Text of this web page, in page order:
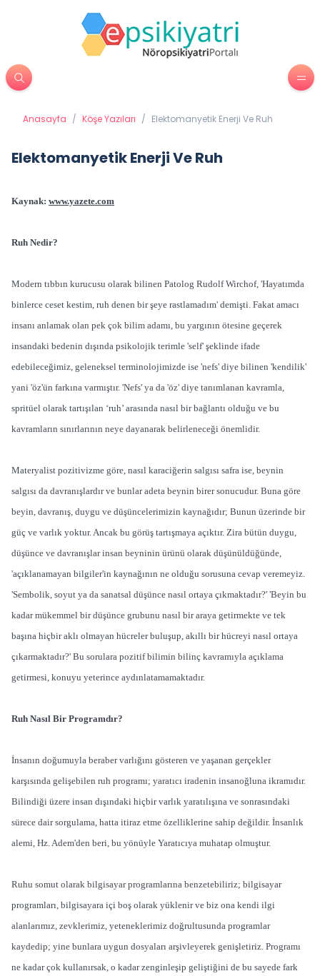
Anasayfa / Köşe Yazıları / Elektomanyetik Enerji Ve Ruh
Elektomanyetik Enerji Ve Ruh
Kaynak: www.yazete.com
Ruh Nedir?
Modern tıbbın kurucusu olarak bilinen Patolog Rudolf Wirchof, 'Hayatımda
binlerce ceset kestim, ruh denen bir şeye rastlamadım' demişti. Fakat amacı
insanı anlamak olan pek çok bilim adamı, bu yargının ötesine geçerek
insandaki bedenin dışında psikolojik terimle 'self' şeklinde ifade
edebileceğimiz, geleneksel terminolojimizde ise 'nefs' diye bilinen 'kendilik'
yani 'öz'ün farkına varmıştır. 'Nefs' ya da 'öz' diye tanımlanan kavramla,
spritüel olarak tartışılan ‘ruh’ arasında nasıl bir bağlantı olduğu ve bu
kavramların sınırlarının neye dayanarak belirleneceği önemlidir.
Materyalist pozitivizme göre, nasıl karaciğerin salgısı safra ise, beynin
salgısı da davranışlardır ve bunlar adeta beynin birer sonucudur. Buna göre
beyin, davranış, duygu ve düşüncelerimizin kaynağıdır; Bunun üzerinde bir
güç ve varlık yoktur. Ancak bu görüş tartışmaya açıktır. Zira bütün duygu,
düşünce ve davranışlar insan beyninin ürünü olarak düşünüldüğünde,
'açıklanamayan bilgiler'in kaynağının ne olduğu sorusuna cevap veremeyiz.
'Sembolik, soyut ya da sanatsal düşünce nasıl ortaya çıkmaktadır?' 'Beyin bu
kadar mükemmel bir düşünce grubunu nasıl bir araya getirmekte ve tek
başına hiçbir aklı olmayan hücreler buluşup, akıllı bir hücreyi nasıl ortaya
çıkarmaktadır?' Bu sorulara pozitif bilimin bilinç kavramıyla açıklama
getirmesi, konuyu yeterince aydınlatamamaktadır.
Ruh Nasıl Bir Programdır?
İnsanın doğumuyla beraber varlığını gösteren ve yaşanan gerçekler
karşısında gelişebilen ruh programı; yaratıcı iradenin insanoğluna ikramıdır.
Bilindiği üzere insan dışındaki hiçbir varlık yaratılışına ve sonrasındaki
sürece dair sorgulama, hatta itiraz etme özelliklerine sahip değildir. İnsanlık
alemi, Hz. Adem'den beri, bu yönüyle Yaratıcıya muhatap olmuştur.
Ruhu somut olarak bilgisayar programlarına benzetebiliriz; bilgisayar
programları, bilgisayara içi boş olarak yüklenir ve biz ona kendi ilgi
alanlarımız, zevklerimiz, yeteneklerimiz doğrultusunda programlar
kaydedip; yine bunlara uygun dosyaları arşivleyerek genişletiriz. Programı
ne kadar çok kullanırsak, o kadar zenginleşip geliştiğini de bu sayede fark